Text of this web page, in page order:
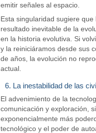
emitir señales al espacio.
Esta singularidad sugiere
resultado inevitable de la
en la historia evolutiva. Si
y la reiniciáramos desde sus
de años, la evolución no
actual.
6. La inestabilidad de las
El advenimiento de la
comunicación y exploración,
exponencialmente más
tecnológico y el poder de